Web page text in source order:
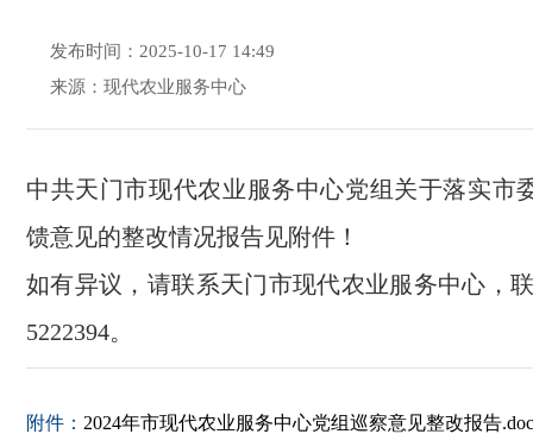
发布时间：2025-10-17 14:49
来源：现代农业服务中心
中共天门市现代农业服务中心党组关于落实市
馈意见的整改情况报告见附件！
如有异议，请联系天门市现代农业服务中心，
5222394。
附件： 2024年市现代农业服务中心党组巡察意见整改报告